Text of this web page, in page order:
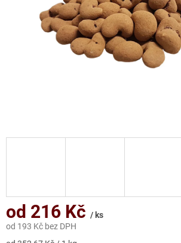
od 216 Kč / ks
od 193 Kč bez DPH